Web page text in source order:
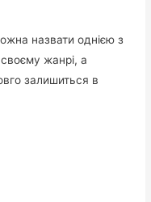
назвати однією з
жанрі, а
залишиться в